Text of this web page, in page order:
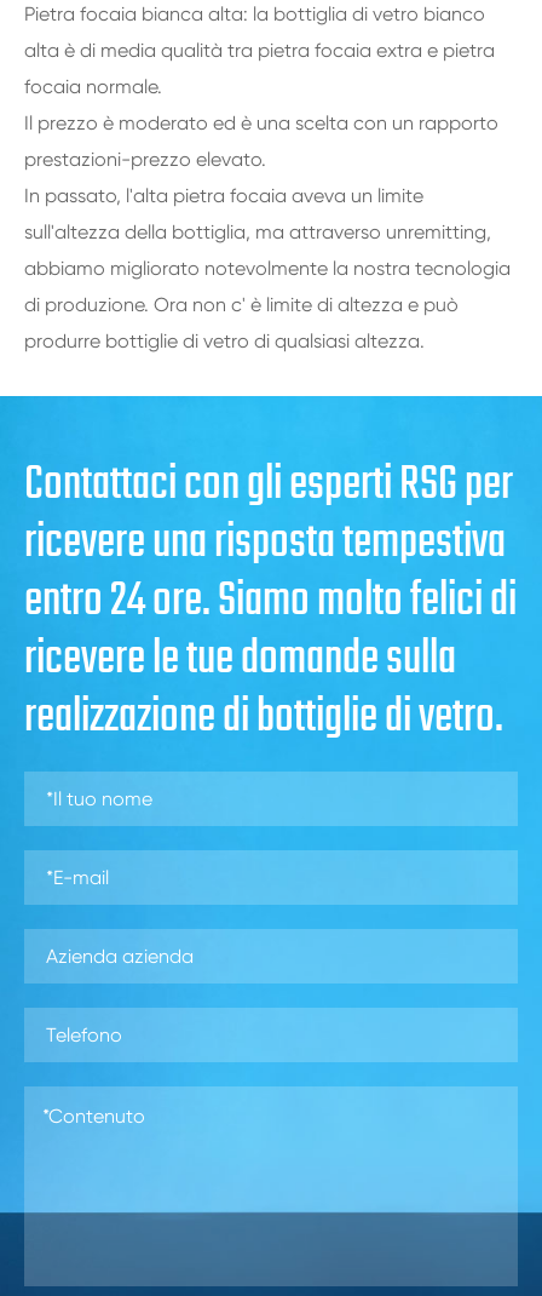
Pietra focaia bianca alta: la bottiglia di vetro bianco
alta è di media qualità tra pietra focaia extra e pietra
focaia normale.
Il prezzo è moderato ed è una scelta con un rapporto
prestazioni-prezzo elevato.
In passato, l'alta pietra focaia aveva un limite
sull'altezza della bottiglia, ma attraverso unremitting,
abbiamo migliorato notevolmente la nostra tecnologia
di produzione. Ora non c' è limite di altezza e può
produrre bottiglie di vetro di qualsiasi altezza.
Contattaci con gli esperti RSG per
ricevere una risposta tempestiva
entro 24 ore. Siamo molto felici di
ricevere le tue domande sulla
realizzazione di bottiglie di vetro.